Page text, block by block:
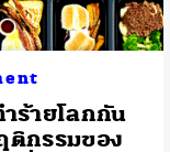
ำร้ายโลกกัน
กรรมของ